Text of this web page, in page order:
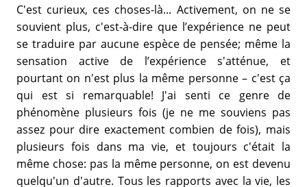
C'est curieux, ces choses-là... Activement, on ne se
souvient plus, c'est-à-dire que l’expérience ne peut
se traduire par aucune espèce de pensée; même la
sensation active de l’expérience s'atténue, et
pourtant on n'est plus la même personne – c'est ça
qui est si remarquable! J'ai senti ce genre de
phénomène plusieurs fois (je ne me souviens pas
assez pour dire exactement combien de fois), mais
plusieurs fois dans ma vie, et toujours c'était la
même chose: pas la même personne, on est devenu
quelqu'un d'autre. Tous les rapports avec la vie, les